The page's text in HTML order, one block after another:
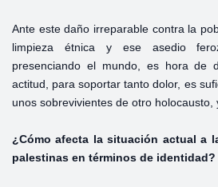
Ante este daño irreparable contra la
limpieza étnica y ese asedio
presenciando el mundo, es hora de
actitud, para soportar tanto dolor, es
unos sobrevivientes de otro holocausto,
¿Cómo afecta la situación actual a
palestinas en términos de identidad?